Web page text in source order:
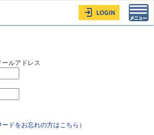
ルアドレス
ドをお忘れの方はこちら ）